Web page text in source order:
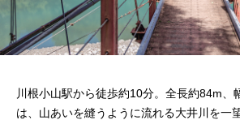
川根小山駅から徒歩約10分。全長約84m、
は、山あいを縫うように流れる大井川を一